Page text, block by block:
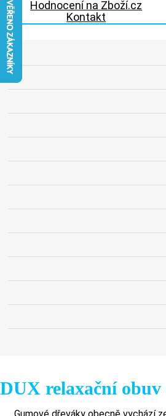
Hodnocení na Zboží.cz
Kontakt
DUX relaxační